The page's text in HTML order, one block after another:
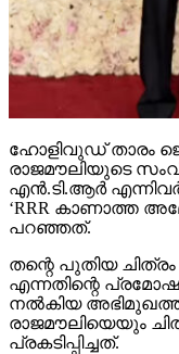
ഹോളിവുഡ്
രാജമൗലിയുടെ
എന്‍.ടി.ആര്‍ എന്നിവര്‍
‘RRR കാണാത്ത
പറഞ്ഞത്.
തന്റെ പുതിയ
എന്നതിന്റെ
നല്‍കിയ
രാജമൗലിയെയും
പ്രകടിപ്പിച്ചത്.